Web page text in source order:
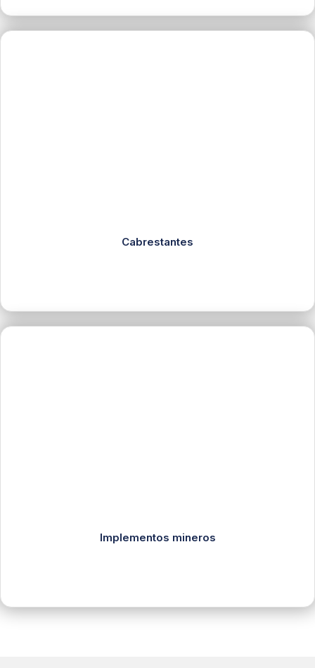
Cabrestantes
Implementos mineros